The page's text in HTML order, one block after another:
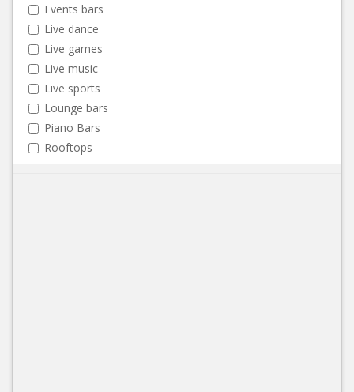
Events bars
Live dance
Live games
Live music
Live sports
Lounge bars
Piano Bars
Rooftops